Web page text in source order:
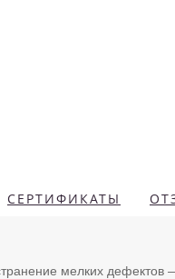
СЕРТИФИКАТЫ
мелких